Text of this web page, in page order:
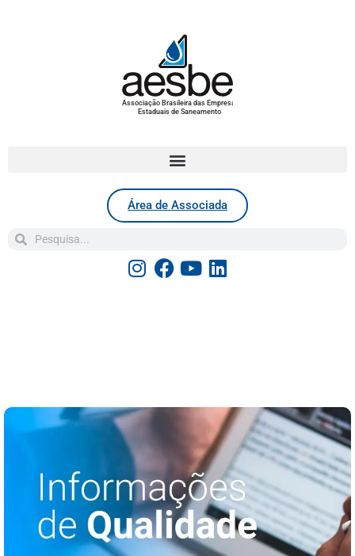
Associação Brasileira das Empresas
Estaduais de Saneamento
Área de Associada